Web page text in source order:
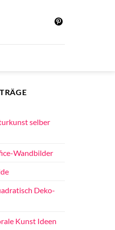
selber
Wandbilder
Deko-
Kunst Ideen